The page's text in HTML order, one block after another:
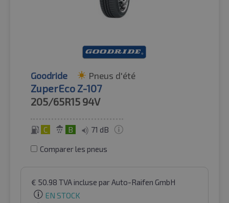
Goodride Pneus d'été
ZuperEco Z-107
205/65R15 94V
C B 71 dB
Comparer les pneus
€ 50.98 TVA incluse par Auto-Raifen GmbH
EN STOCK